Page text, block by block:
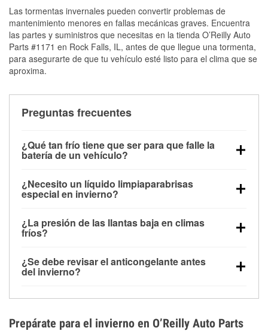
Las tormentas invernales pueden convertir problemas de
mantenimiento menores en fallas mecánicas graves. Encuentra
las partes y suministros que necesitas en la tienda O’Reilly Auto
Parts #1171 en Rock Falls, IL, antes de que llegue una tormenta,
para asegurarte de que tu vehículo esté listo para el clima que se
aproxima.
Preguntas frecuentes
¿Qué tan frío tiene que ser para que falle la
batería de un vehículo?
debajo de los 32 °F y puede perder hasta la mitad de
su potencia de arranque cerca de los 0 °F, lo que
arranque.
¿Necesito un líquido limpiaparabrisas
especial en invierno?
la congelación y ayuda a disolver la sal y la nieve
derretida en la carretera para mejorar la visibilidad.
¿La presión de las llantas baja en climas
fríos?
alrededor de 1 PSI por cada 10 °F que baja la
temperatura. Puedes obtener más información sobre
¿Se debe revisar el anticongelante antes
del invierno?
el sobrecalentamiento en condiciones de frío
Prepárate para el invierno en O’Reilly Auto Parts